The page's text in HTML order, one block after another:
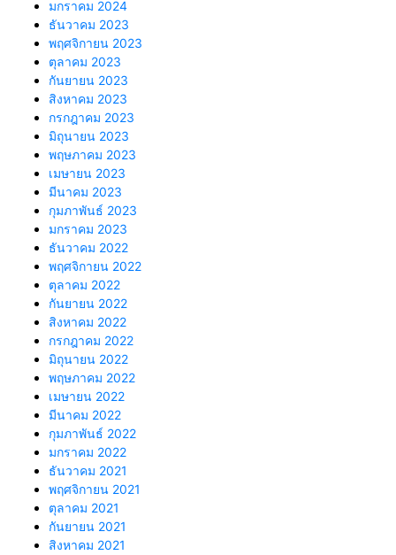
มกราคม 2024
ธันวาคม 2023
พฤศจิกายน 2023
ตุลาคม 2023
กันยายน 2023
สิงหาคม 2023
กรกฎาคม 2023
มิถุนายน 2023
พฤษภาคม 2023
เมษายน 2023
มีนาคม 2023
กุมภาพันธ์ 2023
มกราคม 2023
ธันวาคม 2022
พฤศจิกายน 2022
ตุลาคม 2022
กันยายน 2022
สิงหาคม 2022
กรกฎาคม 2022
มิถุนายน 2022
พฤษภาคม 2022
เมษายน 2022
มีนาคม 2022
กุมภาพันธ์ 2022
มกราคม 2022
ธันวาคม 2021
พฤศจิกายน 2021
ตุลาคม 2021
กันยายน 2021
สิงหาคม 2021